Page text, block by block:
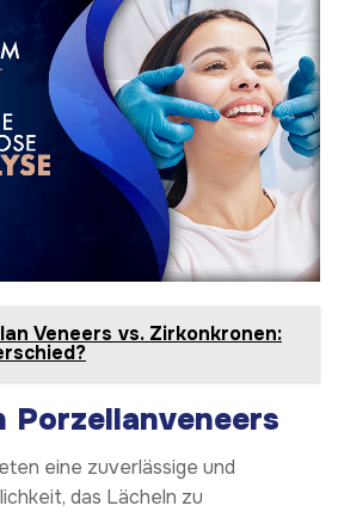
Veneers vs. Zirkonkronen:
Porzellanveneers
eine zuverlässige und
das Lächeln zu